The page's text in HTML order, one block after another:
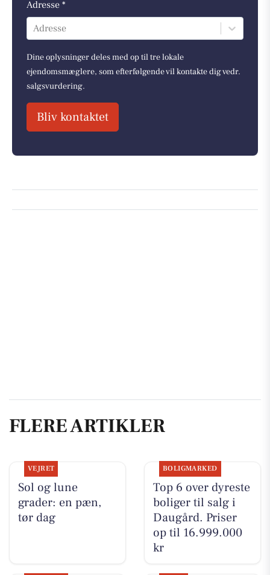
Adresse *
Adresse
Dine oplysninger deles med op til tre lokale
ejendomsmæglere, som efterfølgende vil kontakte dig vedr.
salgsvurdering.
Bliv kontaktet
FLERE ARTIKLER
VEJRET
Sol og lune
grader: en pæn,
tør dag
BOLIGMARKED
Top 6 over dyreste
boliger til salg i
Daugård. Priser
op til 16.999.000
kr